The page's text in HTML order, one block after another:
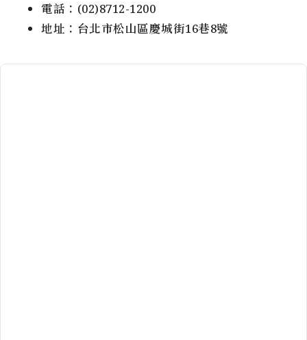
電話：(02)8712-1200
地址：台北市松山區慶城街16巷8號